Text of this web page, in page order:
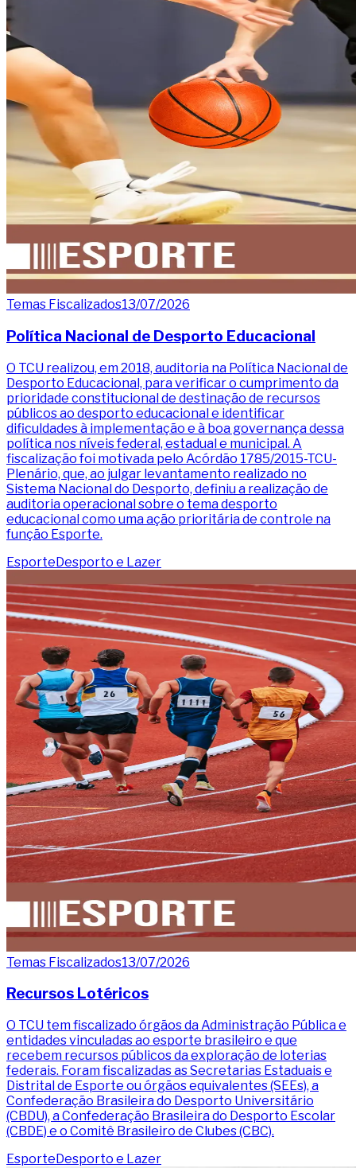
Temas Fiscalizados13/07/2026
Política Nacional de Desporto Educacional
O TCU realizou, em 2018, auditoria na Política Nacional de
Desporto Educacional, para verificar o cumprimento da
prioridade constitucional de destinação de recursos
públicos ao desporto educacional e identificar
dificuldades à implementação e à boa governança dessa
política nos níveis federal, estadual e municipal. A
fiscalização foi motivada pelo Acórdão 1785/2015-TCU-
Plenário, que, ao julgar levantamento realizado no
Sistema Nacional do Desporto, definiu a realização de
auditoria operacional sobre o tema desporto
educacional como uma ação prioritária de controle na
função Esporte.
EsporteDesporto e Lazer
Temas Fiscalizados13/07/2026
Recursos Lotéricos
O TCU tem fiscalizado órgãos da Administração Pública e
entidades vinculadas ao esporte brasileiro e que
recebem recursos públicos da exploração de loterias
federais. Foram fiscalizadas as Secretarias Estaduais e
Distrital de Esporte ou órgãos equivalentes (SEEs), a
Confederação Brasileira do Desporto Universitário
(CBDU), a Confederação Brasileira do Desporto Escolar
(CBDE) e o Comitê Brasileiro de Clubes (CBC).
Esporte Desporto e Lazer